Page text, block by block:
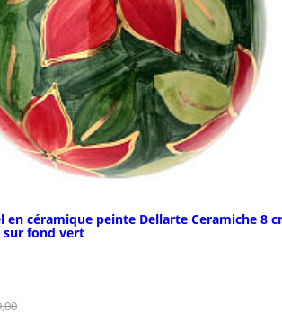
en céramique peinte Dellarte Ceramiche 8
sur fond vert